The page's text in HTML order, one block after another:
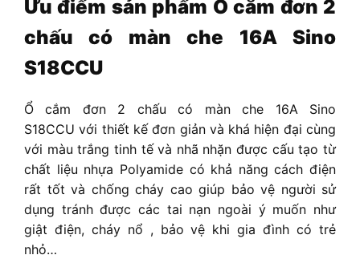
Ưu điểm sản phẩm Ổ cắm đơn 2
chấu có màn che 16A Sino
S18CCU
Ổ cắm đơn 2 chấu có màn che 16A Sino
S18CCU với thiết kế đơn giản và khá hiện đại cùng
với màu trắng tinh tế và nhã nhặn được cấu tạo từ
chất liệu nhựa Polyamide có khả năng cách điện
rất tốt và chống cháy cao giúp bảo vệ người sử
dụng tránh được các tai nạn ngoài ý muốn như
giật điện, cháy nổ , bảo vệ khi gia đình có trẻ
nhỏ…